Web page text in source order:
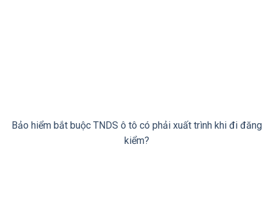
Bảo hiểm bắt buộc TNDS ô tô có phải xuất trình khi đi đăng
kiểm?